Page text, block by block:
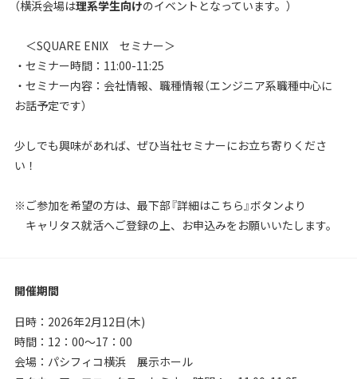
（横浜会場は理系学生向けのイベントとなっています。）
＜SQUARE ENIX セミナー＞
・セミナー時間：11:00-11:25
・セミナー内容：会社情報、職種情報（エンジニア系職種中心に
お話予定です）
少しでも興味があれば、ぜひ当社セミナーにお立ち寄りくださ
い！
※ご参加を希望の方は、最下部『詳細はこちら』ボタンより
キャリタス就活へご登録の上、お申込みをお願いいたします。
開催期間
日時：2026年2月12日(木)
時間：12：00～17：00
会場：パシフィコ横浜 展示ホール